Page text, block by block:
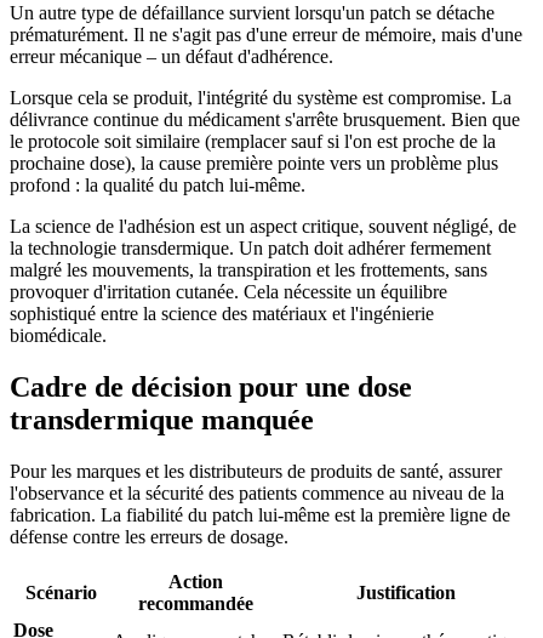
Un autre type de défaillance survient lorsqu'un patch se détache
prématurément. Il ne s'agit pas d'une erreur de mémoire, mais d'une
erreur mécanique – un défaut d'adhérence.
Lorsque cela se produit, l'intégrité du système est compromise. La
délivrance continue du médicament s'arrête brusquement. Bien que
le protocole soit similaire (remplacer sauf si l'on est proche de la
prochaine dose), la cause première pointe vers un problème plus
profond : la qualité du patch lui-même.
La science de l'adhésion est un aspect critique, souvent négligé, de
la technologie transdermique. Un patch doit adhérer fermement
malgré les mouvements, la transpiration et les frottements, sans
provoquer d'irritation cutanée. Cela nécessite un équilibre
sophistiqué entre la science des matériaux et l'ingénierie
biomédicale.
Cadre de décision pour une dose
transdermique manquée
Pour les marques et les distributeurs de produits de santé, assurer
l'observance et la sécurité des patients commence au niveau de la
fabrication. La fiabilité du patch lui-même est la première ligne de
défense contre les erreurs de dosage.
Scénario
Action
recommandée
Justification
Dose